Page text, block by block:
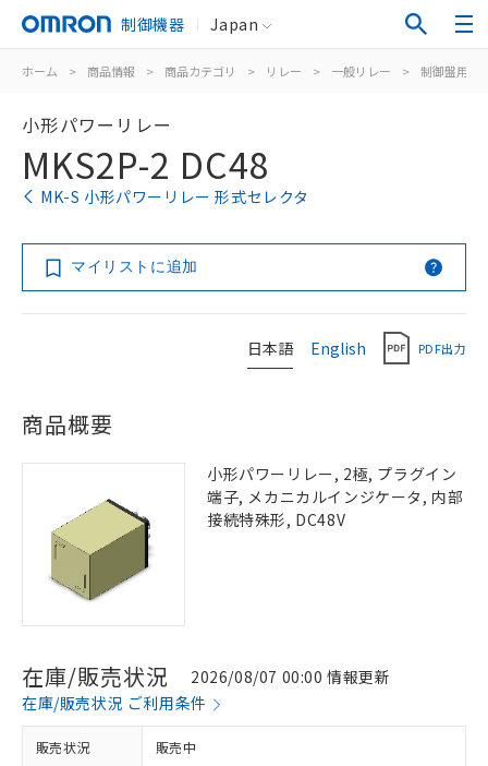
制御機器 Japan
ホーム > 商品情報 > 商品カテゴリ > リレー > 一般リレー > 制御盤用
小形パワーリレー
MKS2P-2 DC48
MK-S 小形パワーリレー 形式セレクタ
マイリストに追加
日本語 English PDF出力
商品概要
小形パワーリレー, 2極, プラグイン
端子, メカニカルインジケータ, 内部
接続特殊形, DC48V
在庫/販売状況
2026/08/07 00:00 情報更新
在庫/販売状況 ご利用条件
販売状況 販売中